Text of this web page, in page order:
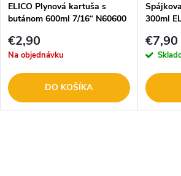
ELICO Plynová kartuša s
butánom 600ml 7/16“ N60600
€2,90
Na objednávku
DO KOŠÍKA
300ml
€7,90